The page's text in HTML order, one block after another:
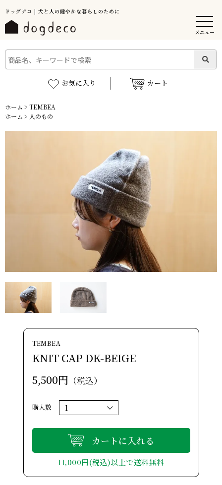
ドッグデコ | 犬と人の健やかな暮らしのために
メニュー
お気に入り カート
ホーム > TEMBEA
ホーム > 人のもの
TEMBEA
KNIT CAP DK-BEIGE
5,500円 （税込）
購入数
カートに入れる
11,000円(税込)以上で送料無料